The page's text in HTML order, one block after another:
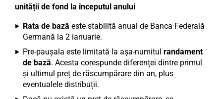
unității de fond la începutul anului
Rata de bază este stabilită anual de Banca Federală
Germană la 2 ianuarie.
Pre-paușala este limitată la așa-numitul randament
de bază. Acesta corespunde diferenței dintre primul
și ultimul preț de răscumpărare din an, plus
eventualele distribuții.